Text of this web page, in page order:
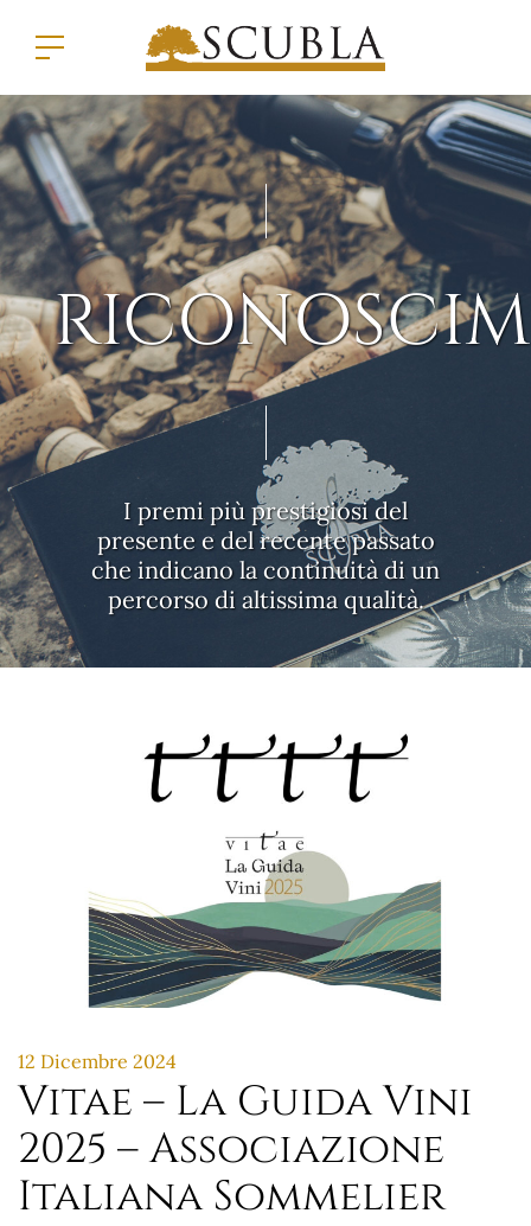
I premi più prestigiosi del
presente e del recente passato
che indicano la continuità di un
percorso di altissima qualità.
12 Dicembre 2024
Vitae – La Guida Vini
2025 – Associazione
Italiana Sommelier